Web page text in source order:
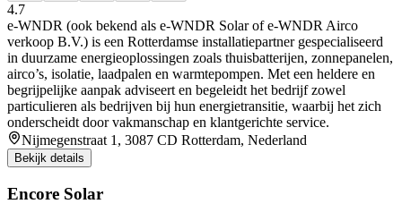
4.7
e‑WNDR (ook bekend als e‑WNDR Solar of e‑WNDR Airco
verkoop B.V.) is een Rotterdamse installatiepartner gespecialiseerd
in duurzame energieoplossingen zoals thuisbatterijen, zonnepanelen,
airco’s, isolatie, laadpalen en warmtepompen. Met een heldere en
begrijpelijke aanpak adviseert en begeleidt het bedrijf zowel
particulieren als bedrijven bij hun energietransitie, waarbij het zich
onderscheidt door vakmanschap en klantgerichte service.
Nijmegenstraat 1, 3087 CD Rotterdam, Nederland
Bekijk details
Encore Solar